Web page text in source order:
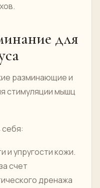
для
разминающие и
стимуляции мышц
и упругости кожи.
счет
дренажа